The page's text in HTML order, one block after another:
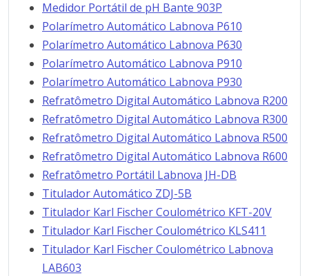
Medidor Portátil de pH Bante 903P
Polarímetro Automático Labnova P610
Polarímetro Automático Labnova P630
Polarímetro Automático Labnova P910
Polarímetro Automático Labnova P930
Refratômetro Digital Automático Labnova R200
Refratômetro Digital Automático Labnova R300
Refratômetro Digital Automático Labnova R500
Refratômetro Digital Automático Labnova R600
Refratômetro Portátil Labnova JH-DB
Titulador Automático ZDJ-5B
Titulador Karl Fischer Coulométrico KFT-20V
Titulador Karl Fischer Coulométrico KLS411
Titulador Karl Fischer Coulométrico Labnova
LAB603